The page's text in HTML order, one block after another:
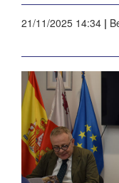
21/11/2025 14:34 |